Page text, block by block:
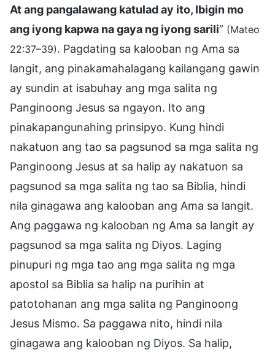
At ang pangalawang katulad ay ito, Ibigin mo
ang iyong kapwa na gaya ng iyong sarili” (Mateo
22:37–39). Pagdating sa kalooban ng Ama sa
langit, ang pinakamahalagang kailangang gawin
ay sundin at isabuhay ang mga salita ng
Panginoong Jesus sa ngayon. Ito ang
pinakapangunahing prinsipyo. Kung hindi
nakatuon ang tao sa pagsunod sa mga salita ng
Panginoong Jesus at sa halip ay nakatuon sa
pagsunod sa mga salita ng tao sa Biblia, hindi
nila ginagawa ang kalooban ang Ama sa langit.
Ang paggawa ng kalooban ng Ama sa langit ay
pagsunod sa mga salita ng Diyos. Laging
pinupuri ng mga tao ang mga salita ng mga
apostol sa Biblia sa halip na purihin at
patotohanan ang mga salita ng Panginoong
Jesus Mismo. Sa paggawa nito, hindi nila
ginagawa ang kalooban ng Diyos. Sa halip,